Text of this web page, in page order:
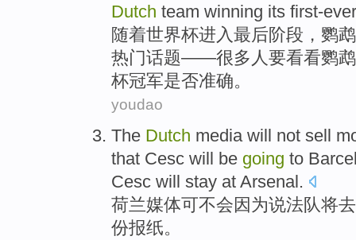
Dutch team winning its first-
随着世界杯进入最后 阶段 ， 鹦鹉
热门话题——很多 人要看看鹦
杯冠军是否准确。
youdao
The Dutch mediawill not sell
that Cesc will be going to
Cesc will stay at Arsenal.
荷兰媒体可不会因为说法队将去
份报纸。